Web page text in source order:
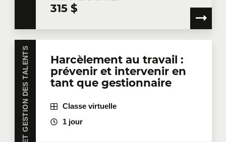
Courriel
Téléphone Poste
Entreprise
315 $
Harcèlement au travail :
prévenir et intervenir en
tant que gestionnaire
Classe virtuelle
1 jour